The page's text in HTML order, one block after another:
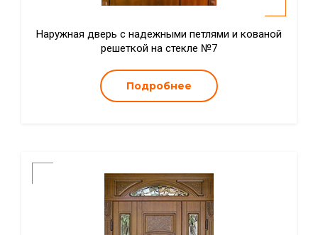
Наружная дверь с надежными петлями и кованой
решеткой на стекле №7
Подробнее